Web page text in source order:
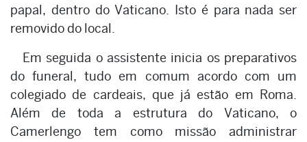
papal, dentro do Vaticano. Isto é para nada ser
removido do local.
Em seguida o assistente inicia os preparativos
do funeral, tudo em comum acordo com um
colegiado de cardeais, que já estão em Roma.
Além de toda a estrutura do Vaticano, o
Camerlengo tem como missão administrar